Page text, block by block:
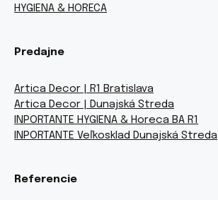
HYGIENA & HORECA
Predajne
Artica Decor | R1 Bratislava
Artica Decor | Dunajská Streda
INPORTANTE HYGIENA & Horeca BA R1
INPORTANTE Veľkosklad Dunajská Streda
Referencie